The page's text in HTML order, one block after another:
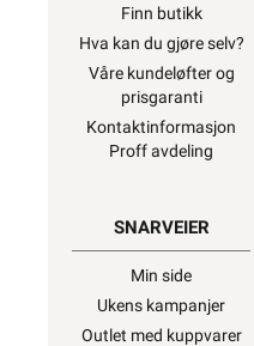
Finn butikk
Hva kan du gjøre selv?
Våre kundeløfter og
prisgaranti
Kontaktinformasjon
Proff avdeling
SNARVEIER
Min side
Ukens kampanjer
Outlet med kuppvarer